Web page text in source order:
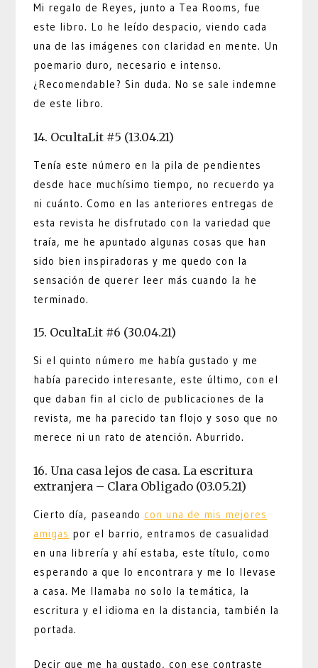
Mi regalo de Reyes, junto a Tea Rooms, fue
este libro. Lo he leído despacio, viendo cada
una de las imágenes con claridad en mente. Un
poemario duro, necesario e intenso.
¿Recomendable? Sin duda. No se sale indemne
de este libro.
14. OcultaLit #5 (13.04.21)
Tenía este número en la pila de pendientes
desde hace muchísimo tiempo, no recuerdo ya
ni cuánto. Como en las anteriores entregas de
esta revista he disfrutado con la variedad que
traía, me he apuntado algunas cosas que han
sido bien inspiradoras y me quedo con la
sensación de querer leer más cuando la he
terminado.
15. OcultaLit #6 (30.04.21)
Si el quinto número me había gustado y me
había parecido interesante, este último, con el
que daban fin al ciclo de publicaciones de la
revista, me ha parecido tan flojo y soso que no
merece ni un rato de atención. Aburrido.
16. Una casa lejos de casa. La escritura
extranjera – Clara Obligado (03.05.21)
Cierto día, paseando con una de mis mejores
amigas por el barrio, entramos de casualidad
en una librería y ahí estaba, este título, como
esperando a que lo encontrara y me lo llevase
a casa. Me llamaba no solo la temática, la
escritura y el idioma en la distancia, también la
portada.
Decir que me ha gustado, con ese contraste